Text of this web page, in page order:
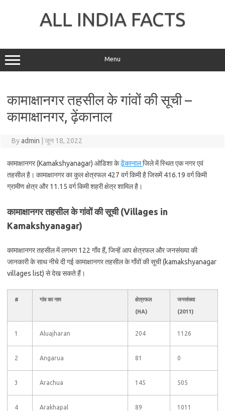
ALL INDIA FACTS
Menu
कामाक्षानगर तहसील के गांवों की सूची –
कामाक्षानगर, ढ़ेंकानाल
Byadmin जून 18, 2022
कामाक्षानगर (Kamakshyanagar) ओडिशा केढ़ेंकानालजिले में स्थित एक नगर एवं
तहसील है। कामाक्षानगर का कुल क्षेत्रफल 427 वर्ग किमी है जिसमें 416.19 वर्ग किमी
ग्रामीण क्षेत्र और 11.15 वर्ग किमी शहरी क्षेत्र शामिल है।
कामाक्षानगर तहसील के गांवों की सूची (Villages in
Kamakshyanagar)
कामाक्षानगर तहसील में लगभग 122 गाँव हैं, जिन्हें आप क्षेत्रफल और जनसंख्या की
जानकारी के साथ नीचे दी गई कामाक्षानगर तहसील के गाँवों की सूची (kamakshyanagar
villages list) से देख सकते हैं।
# गांव का नाम
क्षेत्रफल
(HA)
जनसंख्या
(2011)
1 Aluajharan 204 1126
2 Angarua 81 0
3 Arachua 145 505
4 Arakhapal 89 1011